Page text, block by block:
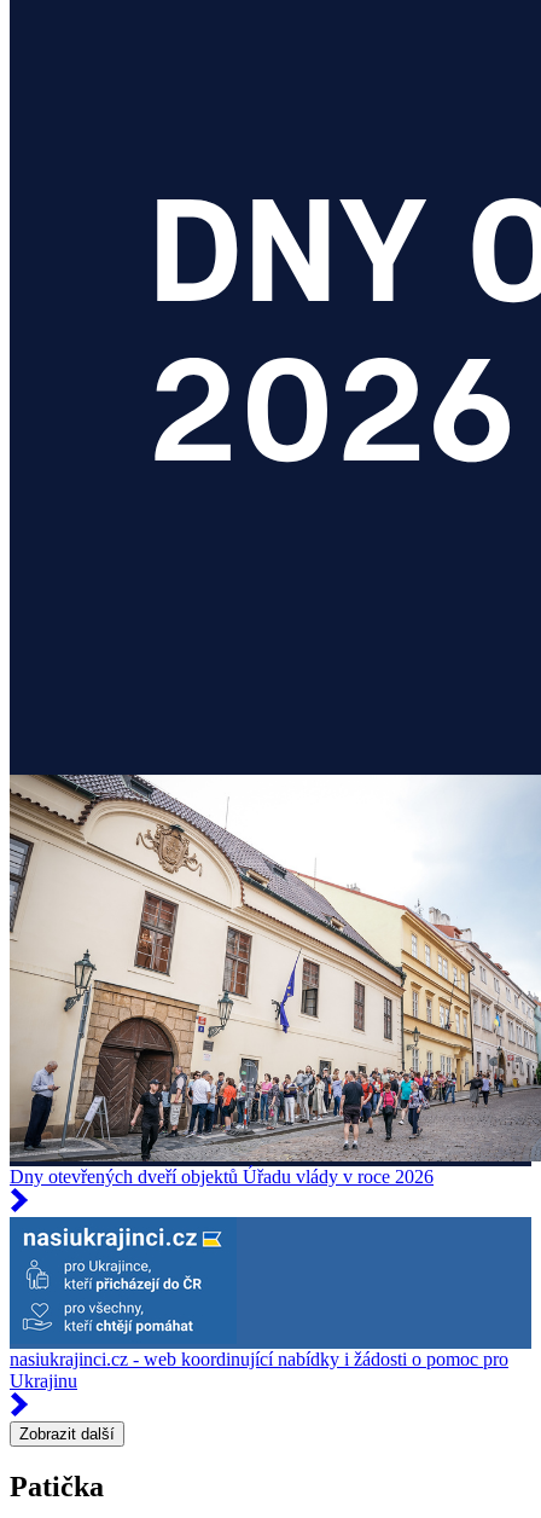
Dny otevřených dveří objektů Úřadu vlády v roce 2026
nasiukrajinci.cz - web koordinující nabídky i žádosti o pomoc pro
Ukrajinu
Zobrazit další
Patička